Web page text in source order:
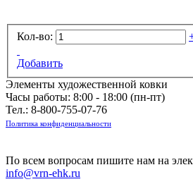
Кол-во:
Добавить
Элементы художественной ковки
Часы работы: 8:00 - 18:00 (пн-пт)
Тел.: 8-800-755-07-76
Политика конфиденциальности
По всем вопросам пишите нам на
info@vrn-ehk.ru